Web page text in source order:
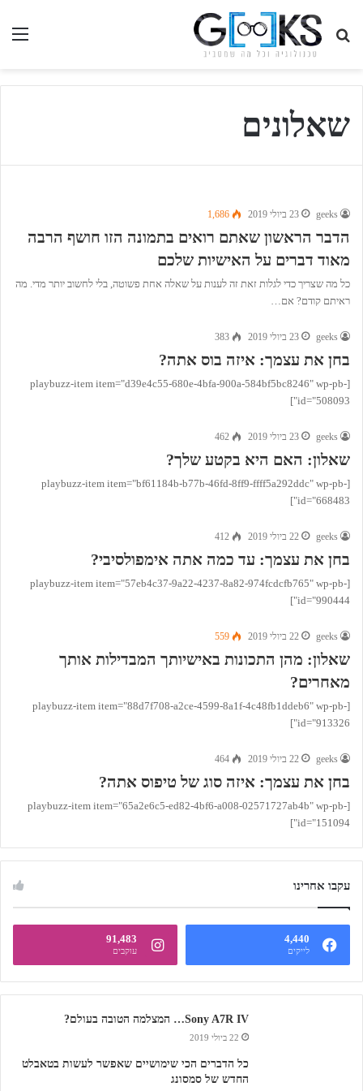
חיפוש
בגיקס...
שאלונים
geeks 23 ביולי 2019 1,686
הדבר הראשון שאתם רואים בתמונה הזו חושף הרבה
מאוד דברים על האישיות שלכם
כל מה שצריך כדי לגלות זאת זה לענות על שאלה אחת פשוטה, בלי לחשוב יותר מדי. מה
ראיתם קודם? אם…
geeks 23 ביולי 2019 383
בחן את עצמך: איזה בוס אתה?
[playbuzz-item item="d39e4c55-680e-4bfa-900a-584bf5bc8246" wp-pb-
id="508093"]
geeks 23 ביולי 2019 462
שאלון: האם היא בקטע שלך?
[playbuzz-item item="bf61184b-b77b-46fd-8ff9-ffff5a292ddc" wp-pb-
id="668483"]
geeks 22 ביולי 2019 412
בחן את עצמך: עד כמה אתה אימפולסיבי?
[playbuzz-item item="57eb4c37-9a22-4237-8a82-974fcdcfb765" wp-pb-
id="990444"]
geeks 22 ביולי 2019 559
שאלון: מהן התכונות באישיותך המבדילות אותך
מאחרים?
[playbuzz-item item="88d7f708-a2ce-4599-8a1f-4c48fb1ddeb6" wp-pb-
id="913326"]
geeks 22 ביולי 2019 464
בחן את עצמך: איזה סוג של טיפוס אתה?
[playbuzz-item item="65a2e6c5-ed82-4bf6-a008-02571727ab4b" wp-pb-
id="151094"]
עקבו אחרינו
4,440
לייקים
91,483
עוקבים
Sony A7R IV… המצלמה הטובה בעולם?
22 ביולי 2019
כל הדברים הכי שימושיים שאפשר לעשות בטאבלט
החדש של סמסונג